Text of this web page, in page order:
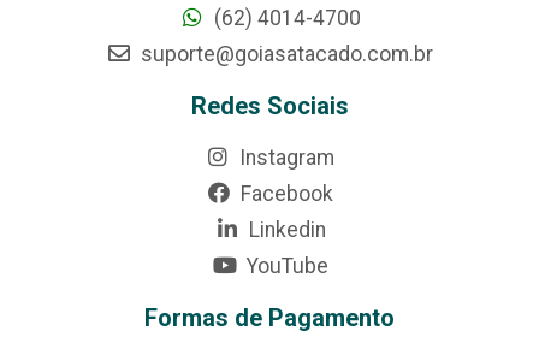
(62) 4014-4700
suporte@goiasatacado.com.br
Redes Sociais
Instagram
Facebook
Linkedin
YouTube
Formas de Pagamento